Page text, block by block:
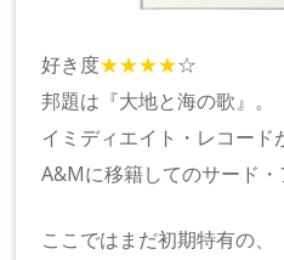
好き度★★★★☆
邦題は『大地と海の歌』。
イミディエイト・レコード
A&Mに移籍してのサード・
ここではまだ初期特有の、